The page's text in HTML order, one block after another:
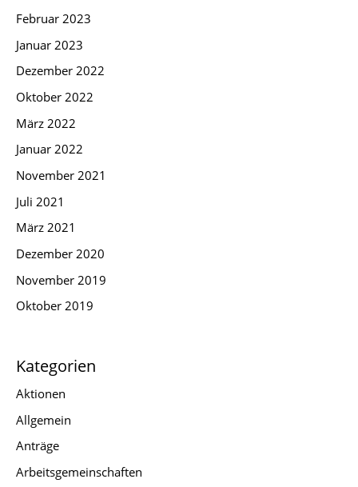
Februar 2023
Januar 2023
Dezember 2022
Oktober 2022
März 2022
Januar 2022
November 2021
Juli 2021
März 2021
Dezember 2020
November 2019
Oktober 2019
Kategorien
Aktionen
Allgemein
Anträge
Arbeitsgemeinschaften